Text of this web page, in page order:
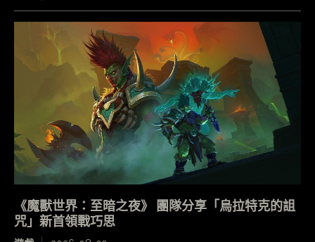
《魔獸世界：至暗之夜》 團隊分享「烏拉特克的詛
咒」新首領戰巧思